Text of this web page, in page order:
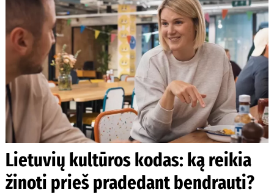
Lietuvių kultūros kodas: ką reikia
žinoti prieš pradedant bendrauti?